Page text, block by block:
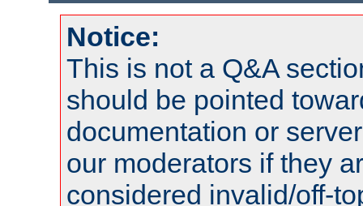
Notice:
This is not a Q&A
should be pointed
documentation or
our moderators if they
considered invalid/off-